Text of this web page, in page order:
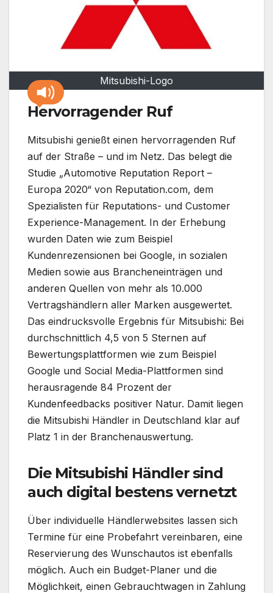
Mitsubishi-Logo
Hervorragender Ruf
Mitsubishi genießt einen hervorragenden Ruf
auf der Straße – und im Netz. Das belegt die
Studie „Automotive Reputation Report –
Europa 2020“ von Reputation.com, dem
Spezialisten für Reputations- und Customer
Experience-Management. In der Erhebung
wurden Daten wie zum Beispiel
Kundenrezensionen bei Google, in sozialen
Medien sowie aus Brancheneinträgen und
anderen Quellen von mehr als 10.000
Vertragshändlern aller Marken ausgewertet.
Das eindrucksvolle Ergebnis für Mitsubishi: Bei
durchschnittlich 4,5 von 5 Sternen auf
Bewertungsplattformen wie zum Beispiel
Google und Social Media-Plattformen sind
herausragende 84 Prozent der
Kundenfeedbacks positiver Natur. Damit liegen
die Mitsubishi Händler in Deutschland klar auf
Platz 1 in der Branchenauswertung.
Die Mitsubishi Händler sind
auch digital bestens vernetzt
Über individuelle Händlerwebsites lassen sich
Termine für eine Probefahrt vereinbaren, eine
Reservierung des Wunschautos ist ebenfalls
möglich. Auch ein Budget-Planer und die
Möglichkeit, einen Gebrauchtwagen in Zahlung